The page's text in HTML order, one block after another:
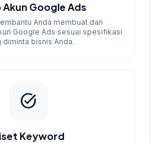
Anda hanya perlu
melalui WhatsApp. Kami
konsultasi untuk
Google Ads
Anda membuat dan
Google Ads sesuai spesifikasi
diminta bisnis Anda.
task_alt
Keyword